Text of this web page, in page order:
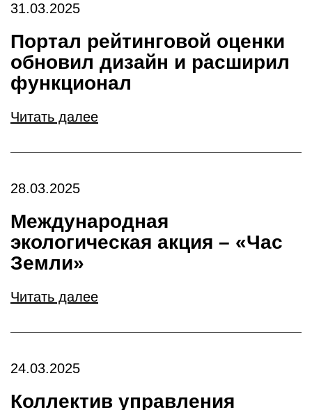
31.03.2025
Портал рейтинговой оценки
обновил дизайн и расширил
функционал
Читать далее
28.03.2025
Международная
экологическая акция – «Час
Земли»
Читать далее
24.03.2025
Коллектив управления